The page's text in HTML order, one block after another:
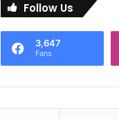
Follow Us
3,647
Fans